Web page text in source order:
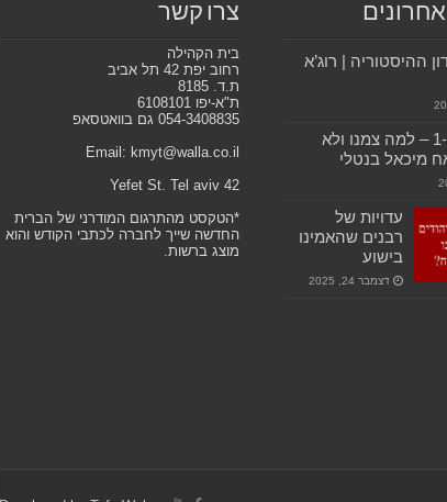
ההיסטוריה | רוג’א
ישעיה נח 1-6 – למה צמנו ולא
מיכאל בנטלי
עדויות של
רבנים שהאמינו
בישוע
דצמבר 24, 2025
צרו קשר
בית הקהילה
רחוב יפת 42 תל אביב
ת.ד. 8185
ת"א-יפו 6108101
054-3408835 גם בוואטסאפ
Email: kmyt@walla.co.il
42 Yefet St. Tel aviv
*הטקסט מהתרגום המודרני של הברית
החדשה שייך לחברה לכתבי הקודש והוא
מוצג ברשות.